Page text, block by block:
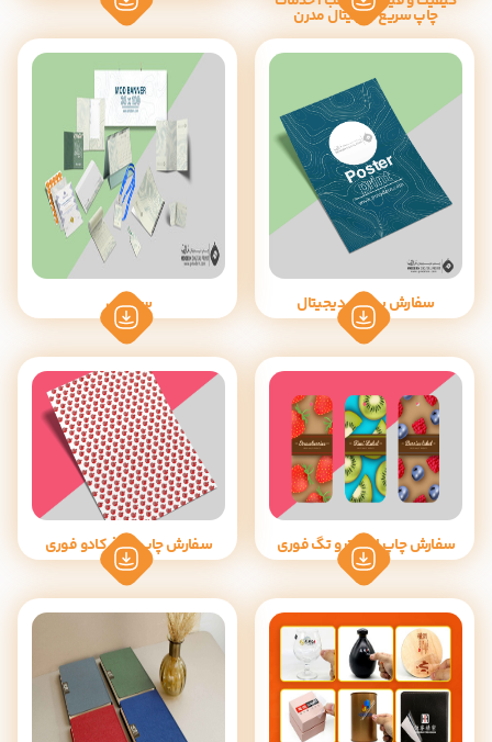
چاپ سریع دیجیتال مدرن
سفارش پوستر دیجیتال سفارش
سفارش چاپ اتیکت و تگ فوری سفارش چاپ کاغذ کادو فوری